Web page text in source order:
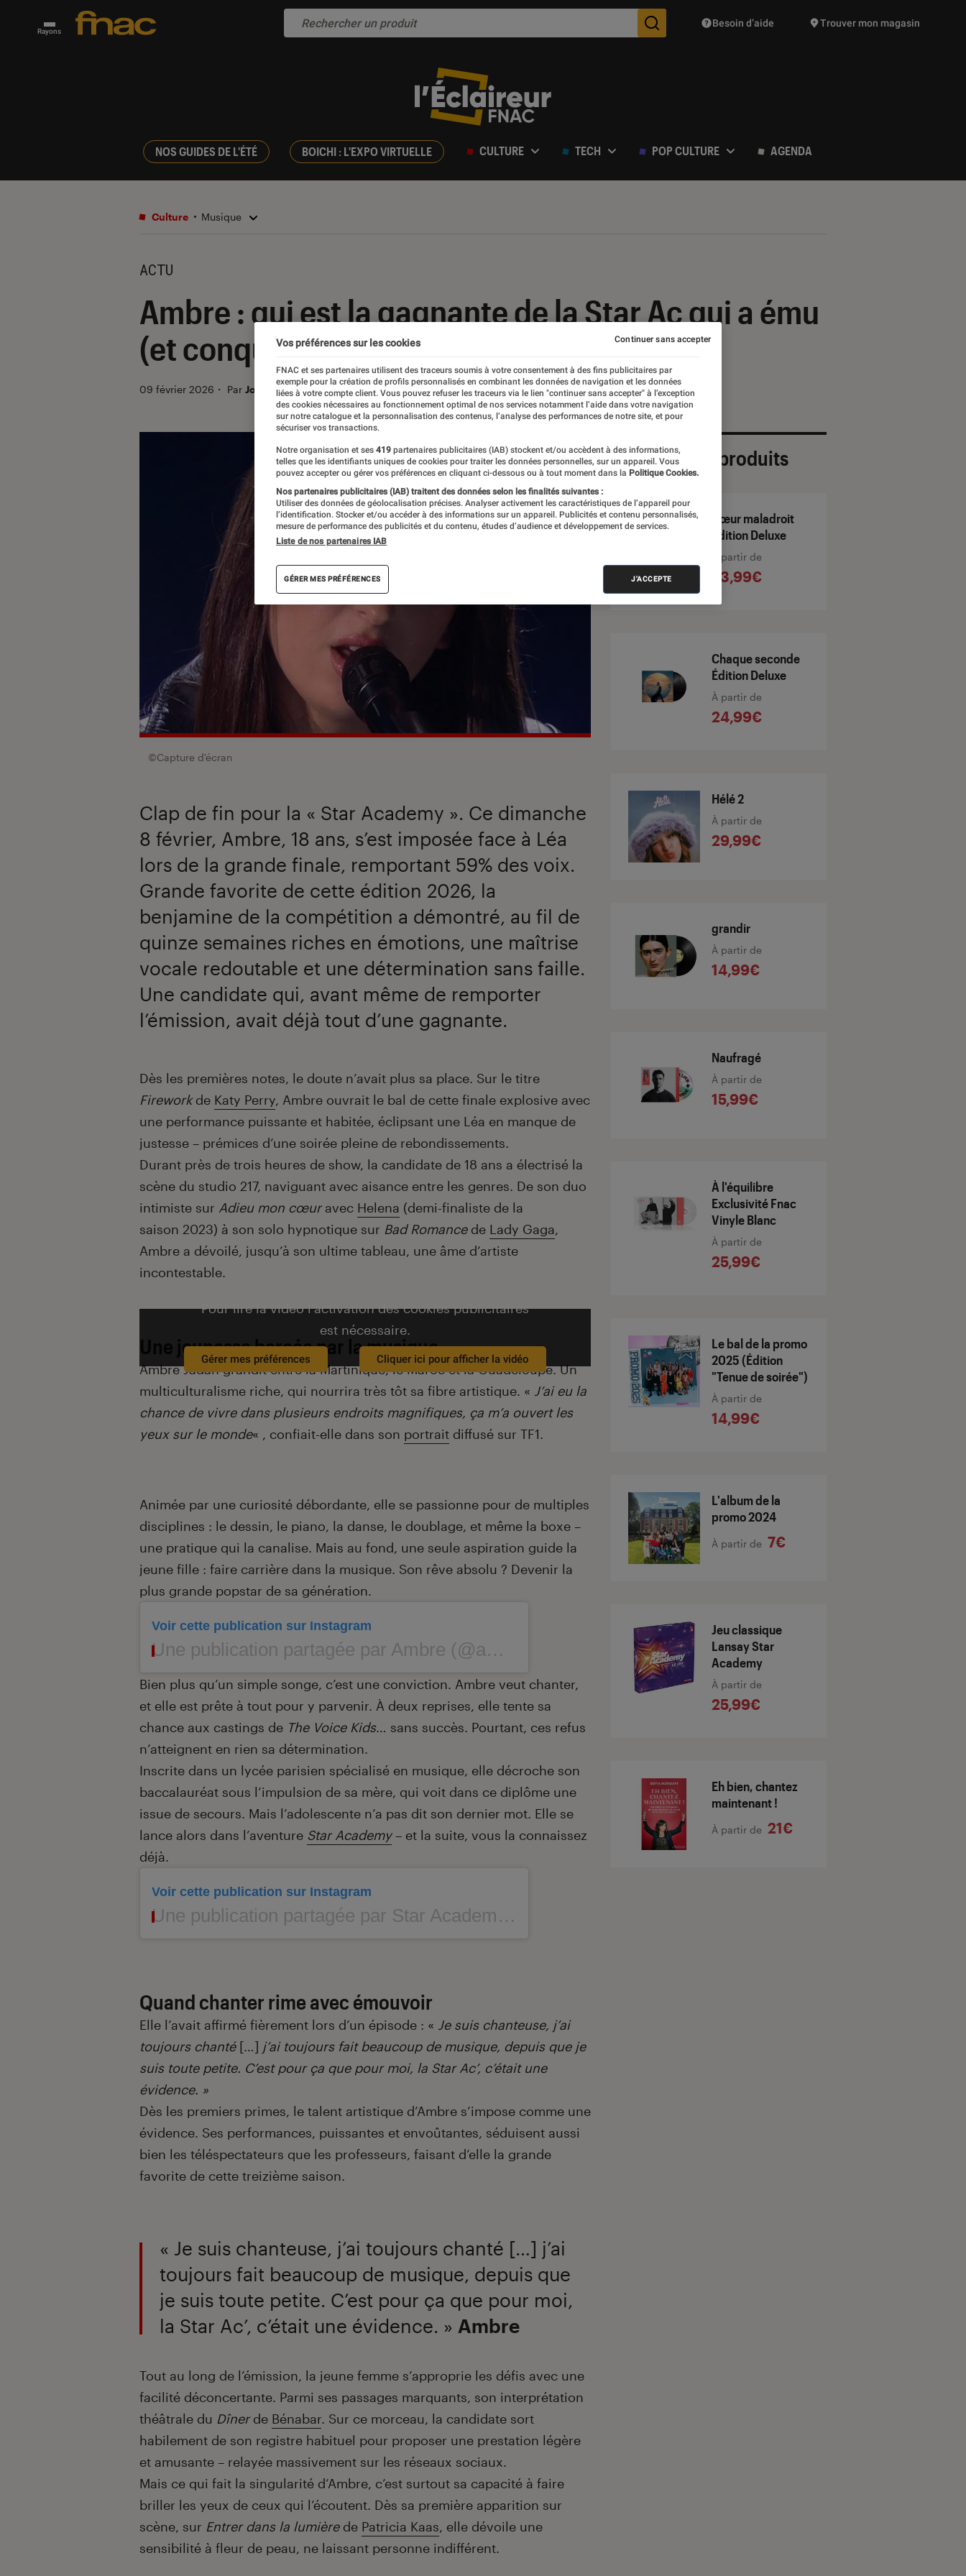
Rayons Des suggestions de produits vont vous être proposées
Besoin d’aide Trouver mon magasin
NOS GUIDES DE L'ÉTÉ BOICHI : L'EXPO VIRTUELLE CULTURE TECH POP CULTURE AGENDA
Culture Musique
ACTU
Ambre : qui est la gagnante de la Star Ac qui a ému
(et conquis) le public ?
09 février 2026 ・ Par Joséphine B.
©Capture d'écran
Clap de fin pour la « Star Academy ». Ce dimanche
8 février, Ambre, 18 ans, s’est imposée face à Léa
lors de la grande finale, remportant 59% des voix.
Grande favorite de cette édition 2026, la
benjamine de la compétition a démontré, au fil de
quinze semaines riches en émotions, une maîtrise
vocale redoutable et une détermination sans faille.
Une candidate qui, avant même de remporter
l’émission, avait déjà tout d’une gagnante.
Introduction
Dès les premières notes, le doute n’avait plus sa place. Sur le titre
Fireworkde Katy Perry, Ambre ouvrait le bal de cette finale explosive avec
une performance puissante et habitée, éclipsant une Léa en manque de
justesse – prémices d’une soirée pleine de rebondissements.
Durant près de trois heures de show, la candidate de 18 ans a électrisé la
scène du studio 217, naviguant avec aisance entre les genres. De son duo
intimiste sur Adieu mon cœuravec Helena (demi-finaliste de la
saison 2023) à son solo hypnotique sur Bad Romancede Lady Gaga,
Ambre a dévoilé, jusqu’à son ultime tableau, une âme d’artiste
incontestable.
Pour lire la vidéo l’activation des cookies publicitaires
est nécessaire.
Gérer mes préférences Cliquer ici pour afficher la vidéo
Une jeunesse bercée par la musique
Ambre Jadah grandit entre la Martinique, le Maroc et la Guadeloupe. Un
multiculturalisme riche, qui nourrira très tôt sa fibre artistique. « J’ai eu la
chance de vivre dans plusieurs endroits magnifiques, ça m’a ouvert les
yeux sur le monde« , confiait-elle dans son portrait diffusé sur TF1.
Animée par une curiosité débordante, elle se passionne pour de multiples
disciplines : le dessin, le piano, la danse, le doublage, et même la boxe –
une pratique qui la canalise. Mais au fond, une seule aspiration guide la
jeune fille : faire carrière dans la musique. Son rêve absolu ? Devenir la
plus grande popstar de sa génération.
Voir cette publication sur Instagram
Une publication partagée par Ambre (@amberjadah)
Bien plus qu’un simple songe, c’est une conviction. Ambre veut chanter,
et elle est prête à tout pour y parvenir. À deux reprises, elle tente sa
chance aux castings de The Voice Kids… sans succès. Pourtant, ces refus
n’atteignent en rien sa détermination.
Inscrite dans un lycée parisien spécialisé en musique, elle décroche son
baccalauréat sous l’impulsion de sa mère, qui voit dans ce diplôme une
issue de secours. Mais l’adolescente n’a pas dit son dernier mot. Elle se
lance alors dans l’aventure Star Academy– et la suite, vous la connaissez
déjà.
Voir cette publication sur Instagram
Une publication partagée par Star Academy (@staracademytf1)
Quand chanter rime avec émouvoir
Elle l’avait affirmé fièrement lors d’un épisode : « Je suis chanteuse, j’ai
toujours chanté[…] j’ai toujours fait beaucoup de musique, depuis que je
suis toute petite. C’est pour ça que pour moi, la Star Ac’, c’était une
évidence. »
Dès les premiers primes, le talent artistique d’Ambre s’impose comme une
évidence. Ses performances, puissantes et envoûtantes, séduisent aussi
bien les téléspectateurs que les professeurs, faisant d’elle la grande
favorite de cette treizième saison.
« Je suis chanteuse, j’ai toujours chanté […] j’ai
toujours fait beaucoup de musique, depuis que
je suis toute petite. C’est pour ça que pour moi,
la Star Ac’, c’était une évidence. » Ambre
Tout au long de l’émission, la jeune femme s’approprie les défis avec une
facilité déconcertante. Parmi ses passages marquants, son interprétation
théâtrale du Dînerde Bénabar. Sur ce morceau, la candidate sort
habilement de son registre habituel pour proposer une prestation légère
et amusante – relayée massivement sur les réseaux sociaux.
Mais ce qui fait la singularité d’Ambre, c’est surtout sa capacité à faire
briller les yeux de ceux qui l’écoutent. Dès sa première apparition sur
scène, sur Entrer dans la lumièrede Patricia Kaas, elle dévoile une
sensibilité à fleur de peau, ne laissant personne indifférent.
Sélection de produits
Cœur maladroit
Édition Deluxe
À partir de
23,99€
Chaque seconde
Édition Deluxe
À partir de
24,99€
Hélé 2
À partir de
29,99€
grandir
À partir de
14,99€
Naufragé
À partir de
15,99€
À l'équilibre
Exclusivité Fnac
Vinyle Blanc
À partir de
25,99€
Le bal de la promo
2025 (Édition
"Tenue de soirée")
À partir de
14,99€
L'album de la
promo 2024
À partir de 7€
Jeu classique
Lansay Star
Academy
À partir de
25,99€
Eh bien, chantez
maintenant !
À partir de 21€
Vos préférences sur les cookies
FNAC et ses partenaires utilisent des traceurs soumis à votre consentement à des fins publicitaires par
exemple pour la création de profils personnalisés en combinant les données de navigation et les données
liées à votre compte client. Vous pouvez refuser les traceurs via le lien "continuer sans accepter" à l’exception
des cookies nécessaires au fonctionnement optimal de nos services notamment l’aide dans votre navigation
sur notre catalogue et la personnalisation des contenus, l’analyse des performances de notre site, et pour
sécuriser vos transactions.
Notre organisation et ses 419 partenaires publicitaires (IAB) stockent et/ou accèdent à des informations,
telles que les identifiants uniques de cookies pour traiter les données personnelles, sur un appareil. Vous
pouvez accepter ou gérer vos préférences en cliquant ci-dessous ou à tout moment dans la Politique Cookies.
Nos partenaires publicitaires (IAB) traitent des données selon les finalités suivantes :
Utiliser des données de géolocalisation précises. Analyser activement les caractéristiques de l’appareil pour
l’identification. Stocker et/ou accéder à des informations sur un appareil. Publicités et contenu personnalisés,
mesure de performance des publicités et du contenu, études d’audience et développement de services.
Liste de nos partenaires IAB
GÉRER MES PRÉFÉRENCES J'ACCEPTE
Continuer sans accepter